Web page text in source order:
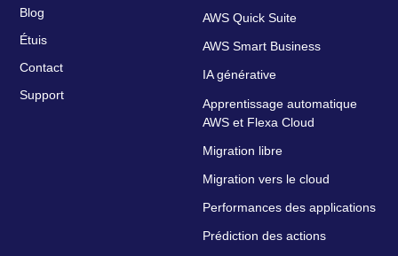
Blog
Étuis
Contact
Support
AWS Quick Suite
AWS Smart Business
IA générative
Apprentissage automatique
AWS et Flexa Cloud
Migration libre
Migration vers le cloud
Performances des applications
Prédiction des actions